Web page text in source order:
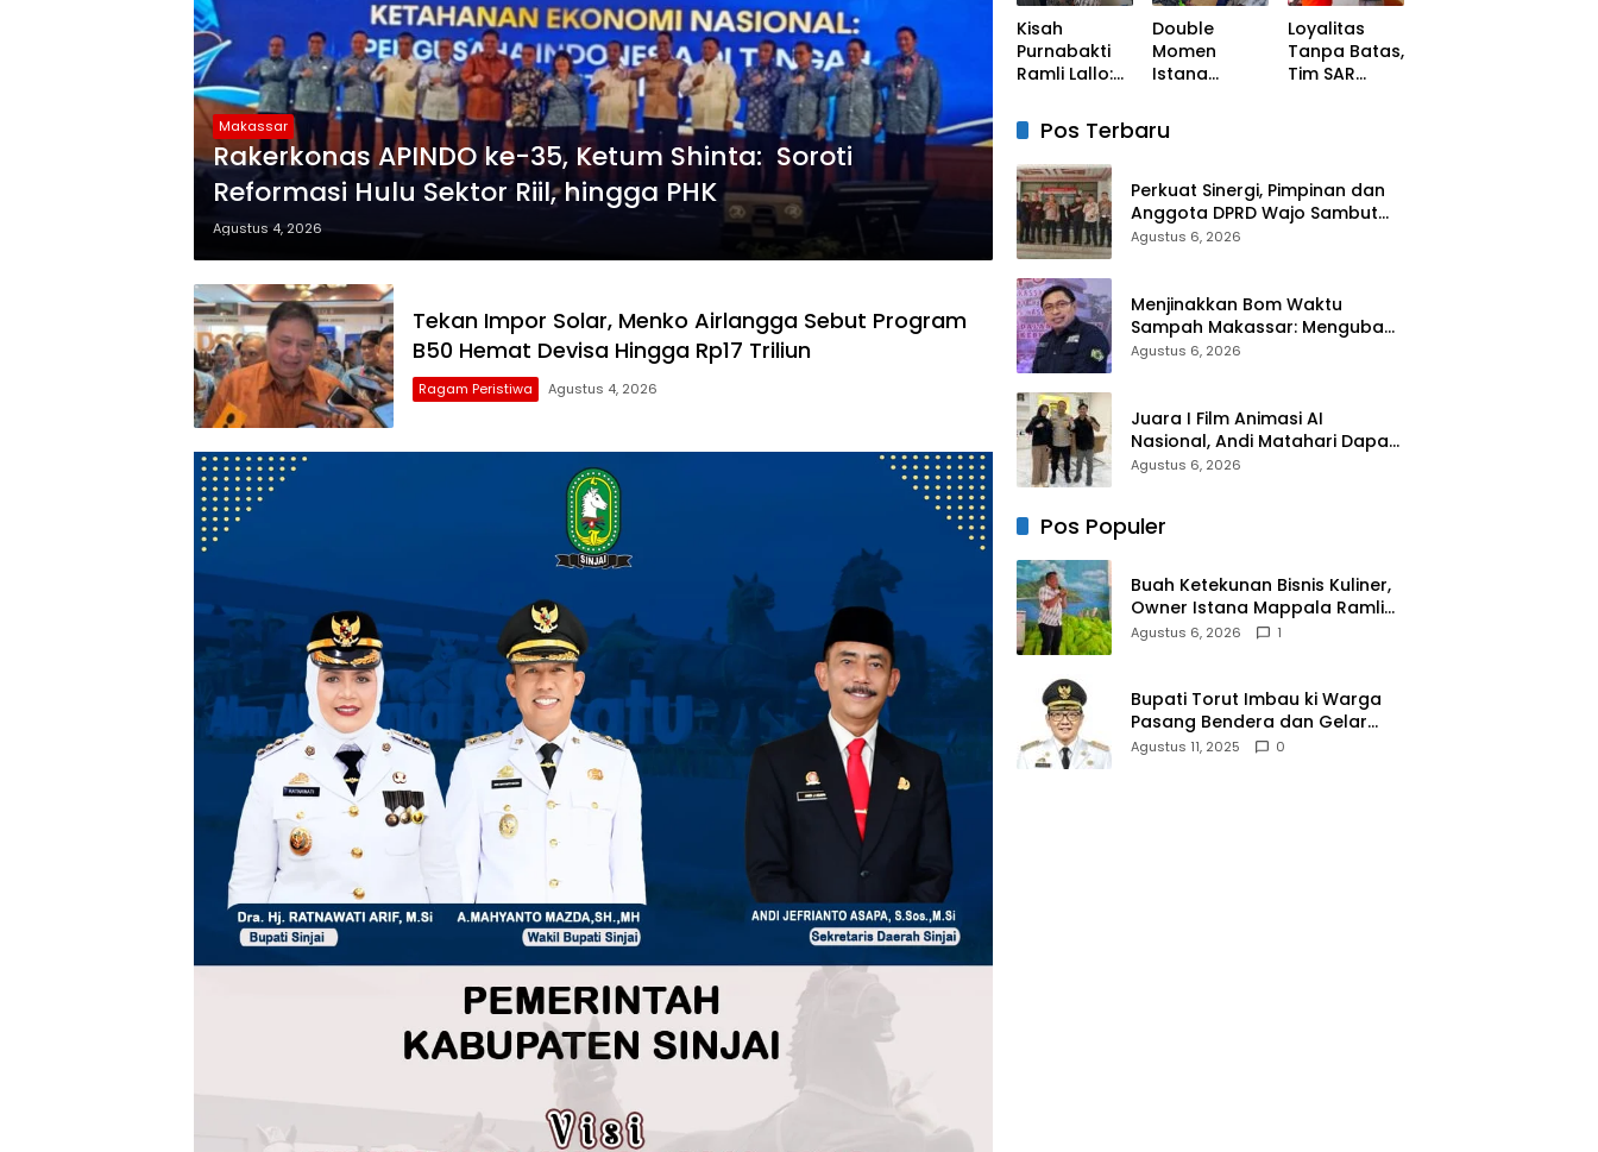
Makassar
Rakerkonas APINDO ke-35, Ketum Shinta: Soroti
Reformasi Hulu Sektor Riil, hingga PHK
Agustus 4, 2026
Tekan Impor Solar, Menko Airlangga Sebut Program
B50 Hemat Devisa Hingga Rp17 Triliun
Ragam Peristiwa Agustus 4, 2026
Kunjungan
Silaturahmi
Kapolres
Wajo yang
Menjadi
Revolusi
Berbasis RT
Apresiasi
Dari
Kapolres
Bulukumba
Kisah
Purnabakti
Ramli Lallo:
Pengabdian
dengan Pintu
Sedekah
Double
Momen
Istana
Ultah ke-58
Ditandai Aksi
Berbagi
Rumah
Loyalitas
Tanpa Batas,
Tim SAR
atas
Evakuasi ATR
Pos Terbaru
Perkuat Sinergi, Pimpinan dan
Anggota DPRD Wajo Sambut
Hangat Kunjungan Silaturahmi
Agustus 6, 2026
Menjinakkan Bom Waktu
Sampah Makassar: Mengubah
Kepanikan Publik Menjadi
Agustus 6, 2026
Juara I Film Animasi AI
Nasional, Andi Matahari Dapat
ki Tauwwa Apresiasi Dari
Agustus 6, 2026
Pos Populer
Buah Ketekunan Bisnis Kuliner,
Owner Istana Mappala Ramli
Lallo Tebar 520 Paket
Agustus 6, 2026 1
Bupati Torut Imbau ki Warga
Pasang Bendera dan Gelar
Lomba 17 Agustus
Agustus 11, 2025 0